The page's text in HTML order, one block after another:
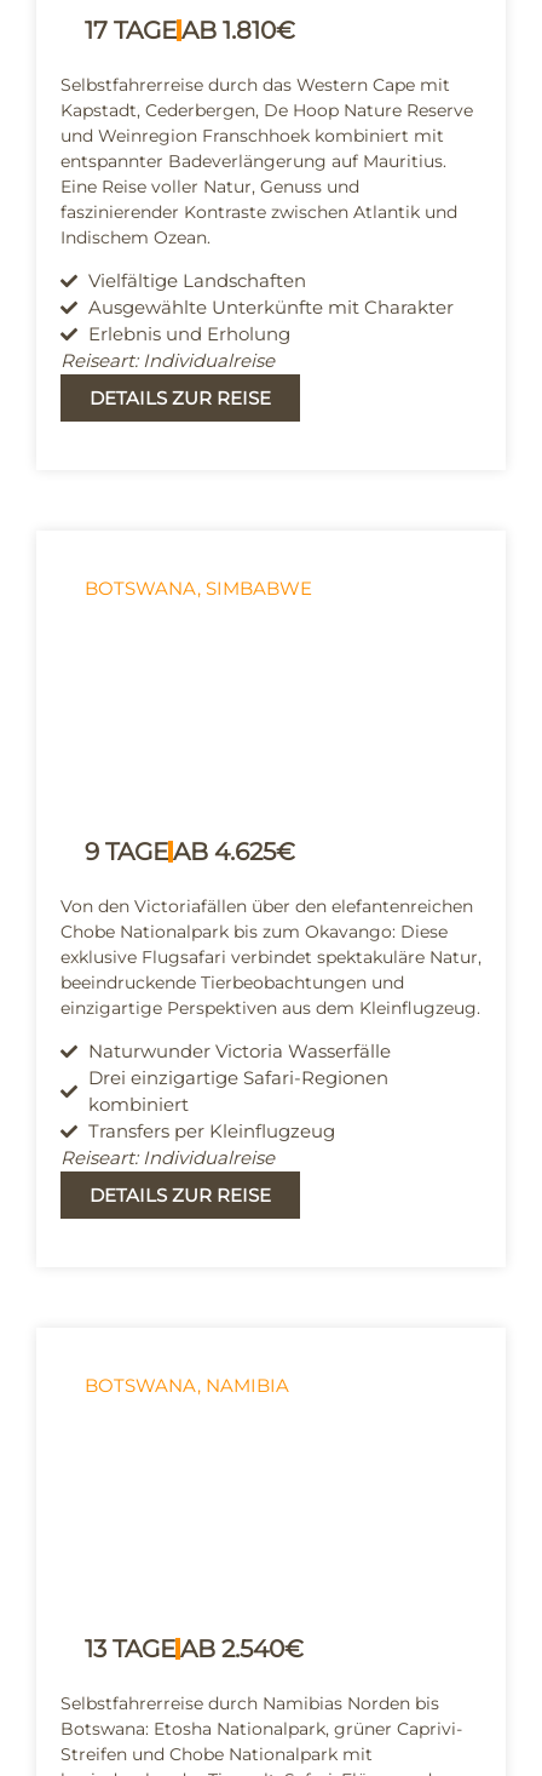
17 TAGEAB 1.810€
Selbstfahrerreise durch das Western Cape mit
Kapstadt, Cederbergen, De Hoop Nature Reserve
und Weinregion Franschhoek kombiniert mit
entspannter Badeverlängerung auf Mauritius.
Eine Reise voller Natur, Genuss und
faszinierender Kontraste zwischen Atlantik und
Indischem Ozean.
Vielfältige Landschaften
Ausgewählte Unterkünfte mit Charakter
Erlebnis und Erholung
Reiseart: Individualreise
DETAILS ZUR REISE
BOTSWANA, SIMBABWE
9 TAGEAB 4.625€
Von den Victoriafällen über den elefantenreichen
Chobe Nationalpark bis zum Okavango: Diese
exklusive Flugsafari verbindet spektakuläre Natur,
beeindruckende Tierbeobachtungen und
einzigartige Perspektiven aus dem Kleinflugzeug.
Naturwunder Victoria Wasserfälle
Drei einzigartige Safari-Regionen
kombiniert
Transfers per Kleinflugzeug
Reiseart: Individualreise
DETAILS ZUR REISE
BOTSWANA, NAMIBIA
13 TAGEAB 2.540€
Selbstfahrerreise durch Namibias Norden bis
Botswana: Etosha Nationalpark, grüner Caprivi-
Streifen und Chobe Nationalpark mit